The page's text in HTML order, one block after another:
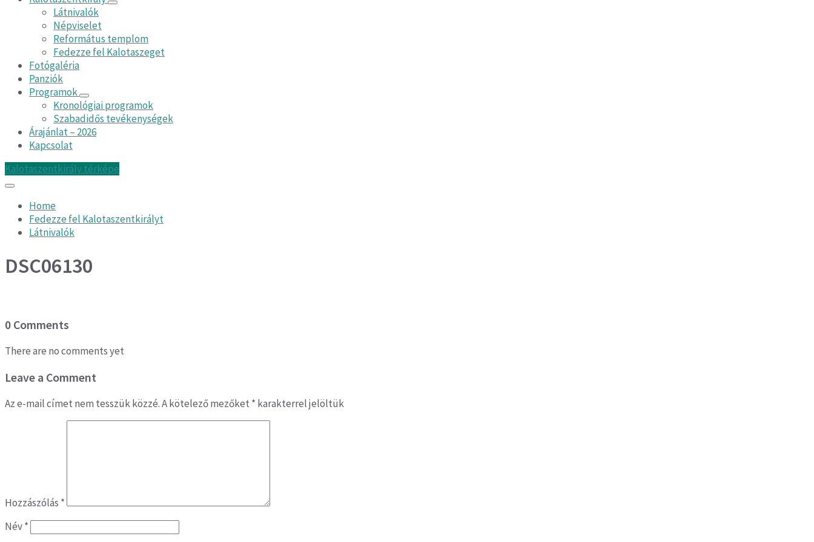
Látnivalók
Népviselet
Református templom
Fedezze fel Kalotaszeget
Fotógaléria
Panziók
Programok
Kronológiai programok
Szabadidős tevékenységek
Árajánlat – 2026
Kapcsolat
Kalotaszentkirály térképe
Home
Fedezze fel Kalotaszentkirályt
Látnivalók
DSC06130
0 Comments
There are no comments yet
Leave a Comment
Az e-mail címet nem tesszük közzé.A kötelező mezőket * karakterrel jelöltük
Hozzászólás *
Név*